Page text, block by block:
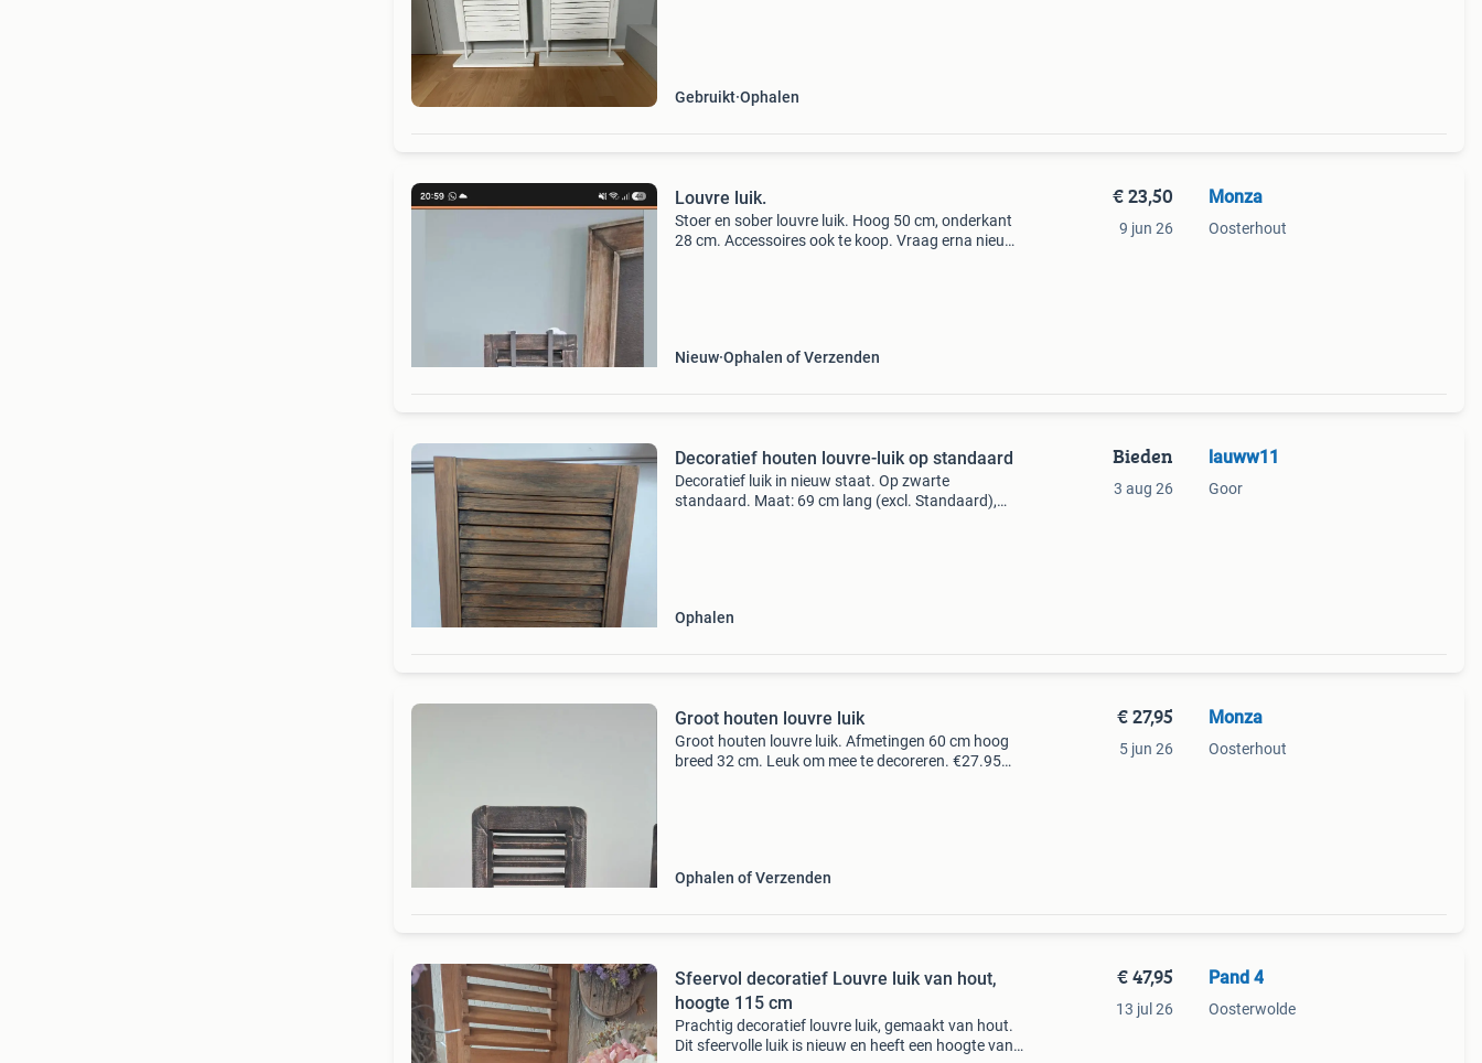
Gebruikt Ophalen
Louvre luik.
Stoer en sober louvre luik. Hoog 50 cm, onderkant
28 cm. Accessoires ook te koop. Vraag erna nieuw
Nieuw Ophalen of Verzenden
€ 23,50
9 jun 26
Monza
Oosterhout
Decoratief houten louvre-luik op standaard
Decoratief luik in nieuw staat. Op zwarte
standaard. Maat: 69 cm lang (excl. Standaard),
Ophalen
Bieden
3 aug 26
lauww11
Goor
Groot houten louvre luik
Groot houten louvre luik. Afmetingen 60 cm hoog
breed 32 cm. Leuk om mee te decoreren. €27.95
Ophalen of Verzenden
€ 27,95
5 jun 26
Monza
Oosterhout
Sfeervol decoratief Louvre luik van hout,
hoogte 115 cm
Prachtig decoratief louvre luik, gemaakt van hout.
Dit sfeervolle luik is nieuw en heeft een hoogte van
€ 47,95
13 jul 26
Pand 4
Oosterwolde